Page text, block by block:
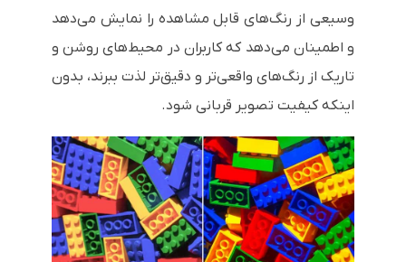
وسیعی از رنگ‌های قابل مشاهده را نمایش می‌دهد
و اطمینان می‌دهد که کاربران در محیط‌های روشن و
تاریک از رنگ‌های واقعی‌تر و دقیق‌تر لذت ببرند، بدون
اینکه کیفیت تصویر قربانی شود.